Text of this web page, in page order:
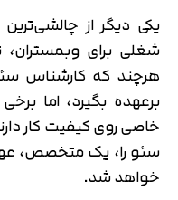
یکی دیگر از
شغلی برای
هرچند که کارشناس
برعهده بگیرد، اما
خاصی روی کیفیت کار
سئو را، یک متخصص،
خواهد شد.